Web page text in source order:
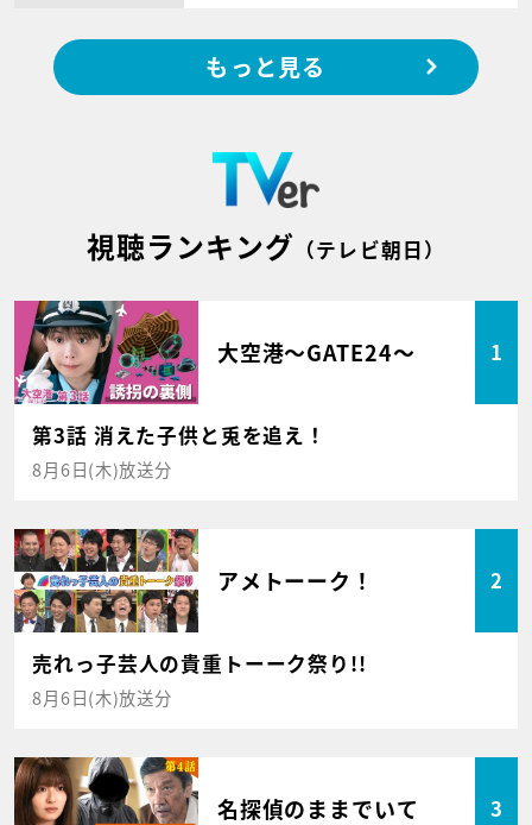
もっと見る
視聴ランキング （テレビ朝日）
大空港～GATE24～ 1
第3話 消えた子供と兎を追え！
8月6日(木)放送分
アメトーーク！ 2
売れっ子芸人の貴重トーーク祭り!!
8月6日(木)放送分
名探偵のままでいて 3